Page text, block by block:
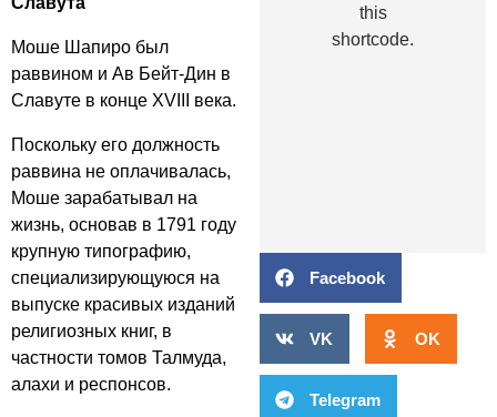
Моше Шапиро был
раввином и Ав Бейт-Дин в
Славуте в конце XVIII века.
Поскольку его должность
раввина не оплачивалась,
Моше зарабатывал на
жизнь, основав в 1791 году
крупную типографию,
специализирующуюся на
выпуске красивых изданий
религиозных книг, в
частности томов Талмуда,
алахи и респонсов.
this
shortcode.
Facebook
VK OK
Telegram